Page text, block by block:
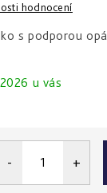
hodnocení
s podporou